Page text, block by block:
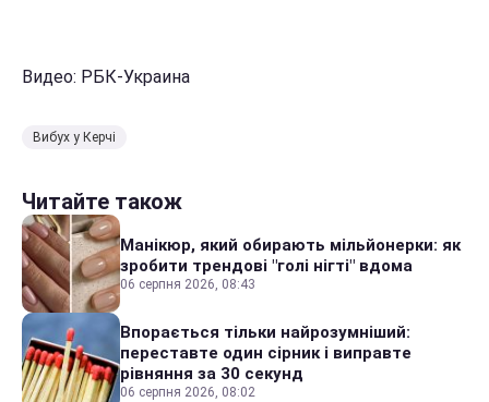
Видео: РБК-Украина
Вибух у Керчі
Читайте також
Манікюр, який обирають мільйонерки: як
зробити трендові "голі нігті" вдома
06 серпня 2026, 08:43
Впорається тільки найрозумніший:
переставте один сірник і виправте
рівняння за 30 секунд
06 серпня 2026, 08:02